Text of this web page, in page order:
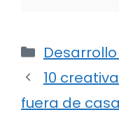
10
fuera de